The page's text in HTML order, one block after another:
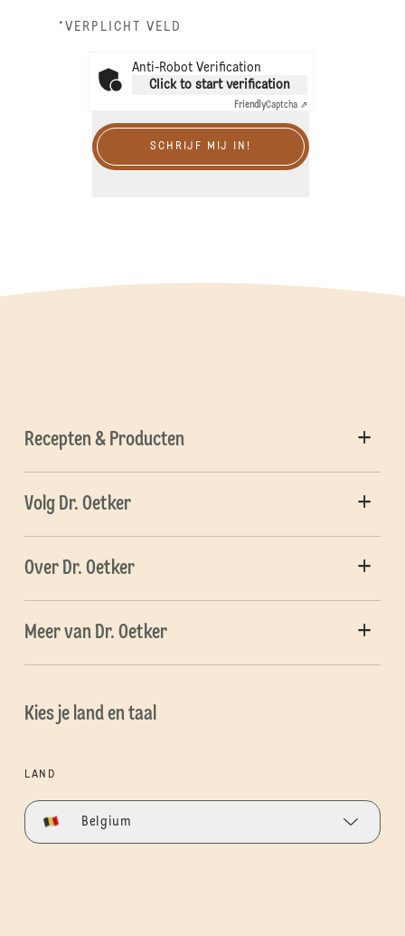
*VERPLICHT VELD
Anti-Robot Verification
Click to start verification
FriendlyCaptcha ⇗
SCHRIJF MIJ IN!
Recepten & Producten
Volg Dr. Oetker
Over Dr. Oetker
Meer van Dr. Oetker
Kies je land en taal
LAND
Belgium